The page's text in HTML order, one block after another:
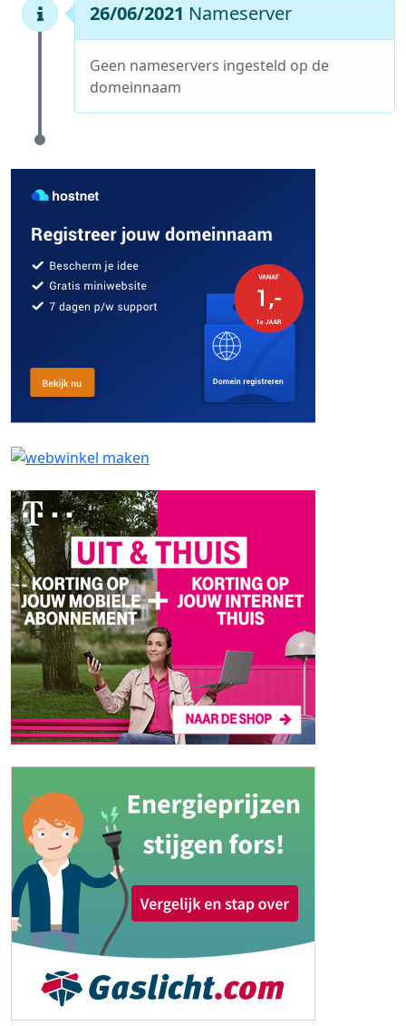
26/06/2021 Nameserver
Geen nameservers ingesteld op de
domeinnaam